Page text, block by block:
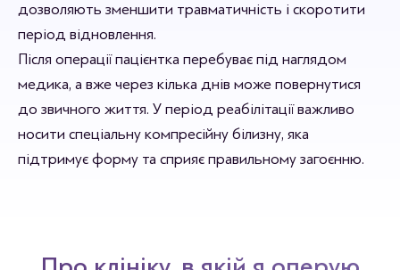
дозволяють зменшити травматичність і скоротити
період відновлення.
Після операції пацієнтка перебуває під наглядом
медика, а вже через кілька днів може повернутися
до звичного життя. У період реабілітації важливо
носити спеціальну компресійну білизну, яка
підтримує форму та сприяє правильному загоєнню.